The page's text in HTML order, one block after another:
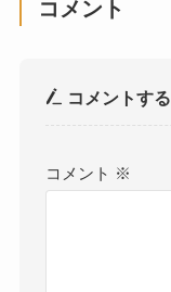
コメント
コメントする
コメント ※